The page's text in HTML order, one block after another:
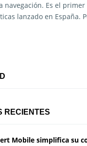
navegación. Es el
lanzado en España.
RECIENTES
Mobile simplifica su